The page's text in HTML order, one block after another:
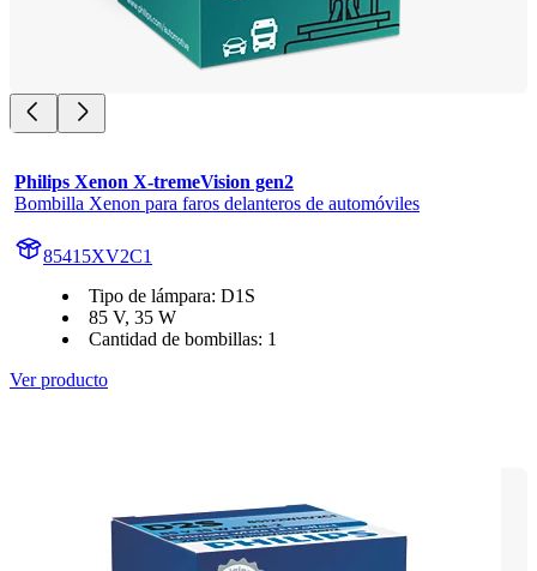
Philips Xenon X-tremeVision gen2
Bombilla Xenon para faros delanteros de automóviles
85415XV2C1
Tipo de lámpara: D1S
85 V, 35 W
Cantidad de bombillas: 1
Ver producto